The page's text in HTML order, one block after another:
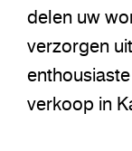
delen uw
verzorgen
verkoop in